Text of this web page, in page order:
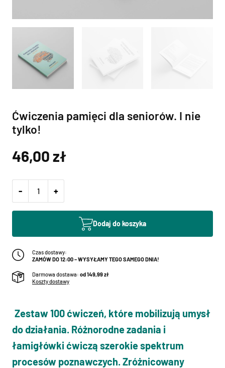
Ćwiczenia pamięci dla seniorów. I nie
tylko!
46,00zł
- +
Dodaj do koszyka
Czas dostawy:
ZAMÓW DO 12:00 – WYSYŁAMY TEGO SAMEGO DNIA!
Darmowa dostawa: od 149,99 zł
Koszty dostawy
Zestaw 100 ćwiczeń, które mobilizują umysł
do działania. Różnorodne zadania i
łamigłówki ćwiczą szerokie spektrum
procesów poznawczych. Zróżnicowany